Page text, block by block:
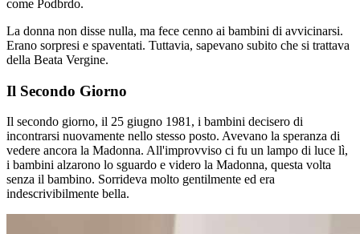
come Podbrdo.
La donna non disse nulla, ma fece cenno ai bambini di avvicinarsi.
Erano sorpresi e spaventati. Tuttavia, sapevano subito che si trattava
della Beata Vergine.
Il Secondo Giorno
Il secondo giorno, il 25 giugno 1981, i bambini decisero di
incontrarsi nuovamente nello stesso posto. Avevano la speranza di
vedere ancora la Madonna. All'improvviso ci fu un lampo di luce lì,
i bambini alzarono lo sguardo e videro la Madonna, questa volta
senza il bambino. Sorrideva molto gentilmente ed era
indescrivibilmente bella.